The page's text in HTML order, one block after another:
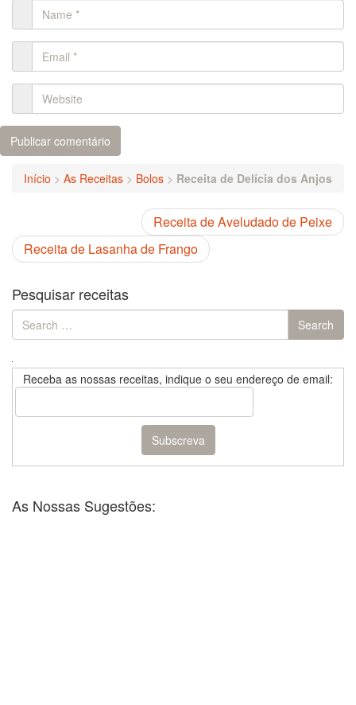
Início > As Receitas > Bolos > Receita de Delícia dos Anjos
Receita de Aveludado de Peixe
Receita de Lasanha de Frango
Pesquisar receitas
Search
for:
Search
Receba as nossas receitas, indique o seu endereço de email:
As Nossas Sugestões: